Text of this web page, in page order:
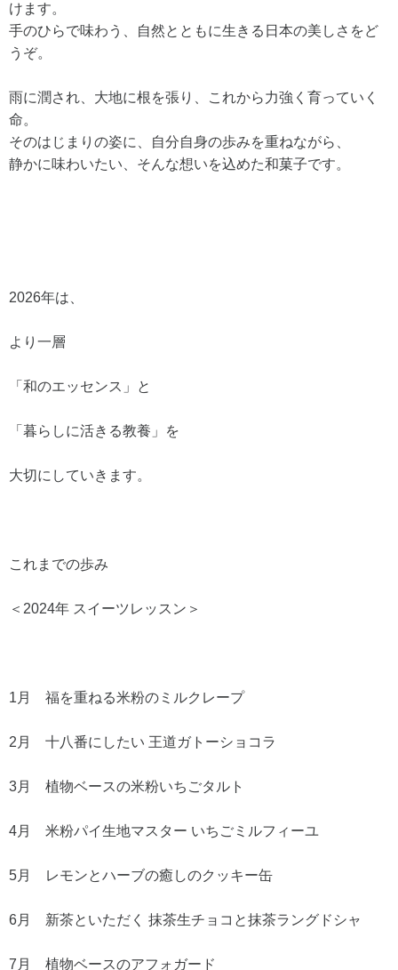
けます。
手のひらで味わう、自然とともに生きる日本の美しさをど
うぞ。
雨に潤され、大地に根を張り、これから力強く育っていく
命。
そのはじまりの姿に、自分自身の歩みを重ねながら、
静かに味わいたい、そんな想いを込めた和菓子です。
2026年は、
より一層
「和のエッセンス」と
「暮らしに活きる教養」を
大切にしていきます。
これまでの歩み
＜2024年 スイーツレッスン＞
1月 福を重ねる米粉のミルクレープ
2月 十八番にしたい 王道ガトーショコラ
3月 植物ベースの米粉いちごタルト
4月 米粉パイ生地マスター いちごミルフィーユ
5月 レモンとハーブの癒しのクッキー缶
6月 新茶といただく 抹茶生チョコと抹茶ラングドシャ
7月 植物ベースのアフォガード